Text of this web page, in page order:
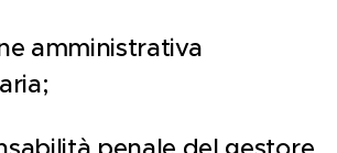
amministrativa